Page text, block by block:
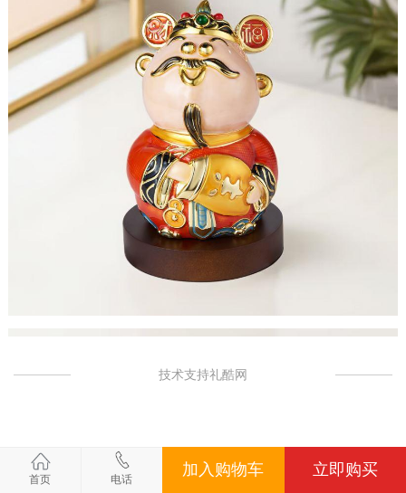
技术支持礼酷网
首页 电话
加入购物车 立即购买